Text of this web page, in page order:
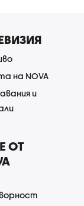
на NOVA
и
ОТ